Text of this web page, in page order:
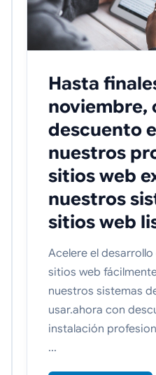
Hasta
noviembre,
descuento
nuestros
sitios web
nuestros
sitios web
Acelere el
sitios web
nuestros sistemas
usar.ahora con
instalación
...